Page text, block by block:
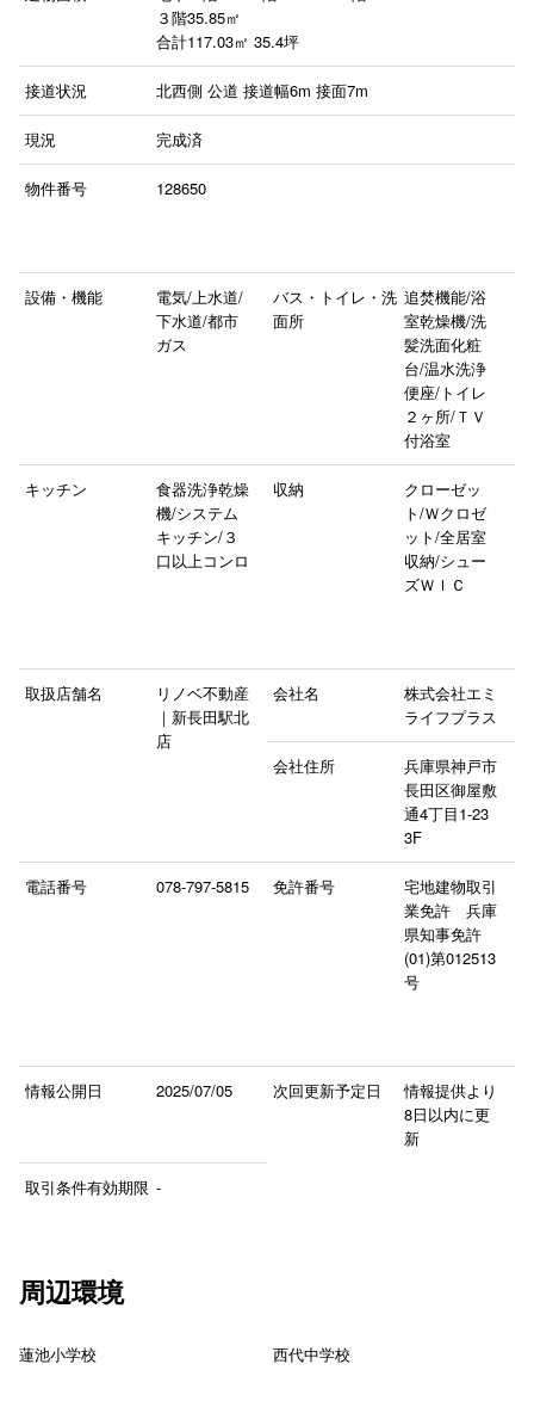
３階35.85㎡
合計117.03㎡ 35.4坪
接道状況 北西側 公道 接道幅6m 接面7m
現況 完成済
物件番号 128650
設備・機能
電気/上水道/
下水道/都市
ガス
バス・トイレ・洗
面所
追焚機能/浴
室乾燥機/洗
髪洗面化粧
台/温水洗浄
便座/トイレ
２ヶ所/ＴＶ
付浴室
キッチン
食器洗浄乾燥
機/システム
キッチン/３
口以上コンロ
収納
クローゼッ
ト/Ｗクロゼ
ット/全居室
収納/シュー
ズＷＩＣ
取扱店舗名
リノベ不動産
｜新長田駅北
店
会社名
株式会社エミ
ライフプラス
会社住所
兵庫県神戸市
長田区御屋敷
通4丁目1-23
3F
電話番号 078-797-5815 免許番号
宅地建物取引
業免許 兵庫
県知事免許
(01)第012513
号
情報公開日 2025/07/05 次回更新予定日
情報提供より
8日以内に更
新
取引条件有効期限 -
周辺環境
蓮池小学校 西代中学校